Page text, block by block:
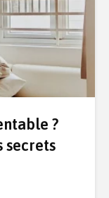
?
secrets